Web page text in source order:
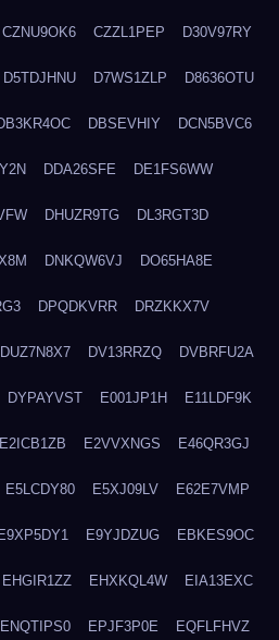
CZNU9OK6 CZZL1PEP D30V97RY
D5TDJHNU D7WS1ZLP D8636OTU
DBSEVHIY DCN5BVC6
DDA26SFE DE1FS6WW
DHUZR9TG DL3RGT3D
DNKQW6VJ DO65HA8E
DPQDKVRR DRZKKX7V
DUZ7N8X7 DV13RRZQ DVBRFU2A
DYPAYVST E001JP1H E11LDF9K
E2ICB1ZB E2VVXNGS E46QR3GJ
E5LCDY80 E5XJ09LV E62E7VMP
E9XP5DY1 E9YJDZUG EBKES9OC
EHGIR1ZZ EHXKQL4W EIA13EXC
ENQTIPS0 EPJF3P0E EQFLFHVZ